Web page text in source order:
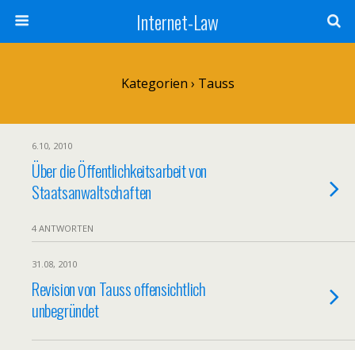
Internet-Law
Kategorien › Tauss
6.10, 2010
Über die Öffentlichkeitsarbeit von
Staatsanwaltschaften
4 ANTWORTEN
31.08, 2010
Revision von Tauss offensichtlich
unbegründet